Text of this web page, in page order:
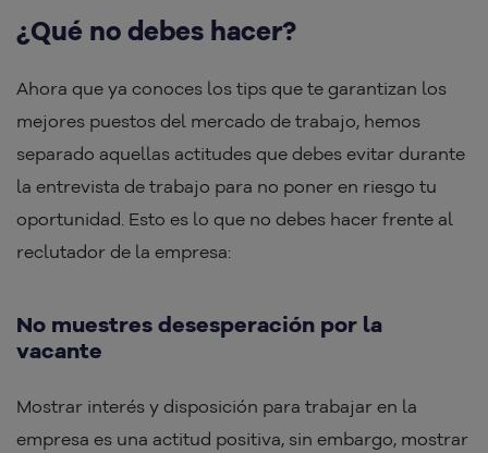
¿Qué no debes hacer?
Ahora que ya conoces los tips que te garantizan los
mejores puestos del mercado de trabajo, hemos
separado aquellas actitudes que debes evitar durante
la entrevista de trabajo para no poner en riesgo tu
oportunidad. Esto es lo que no debes hacer frente al
reclutador de la empresa:
No muestres desesperación por la
vacante
Mostrar interés y disposición para trabajar en la
empresa es una actitud positiva, sin embargo, mostrar